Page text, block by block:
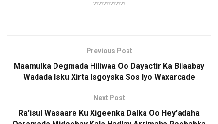
?????????????
Previous Post
Maamulka Degmada Hiliwaa Oo Dayactir Ka Bilaabay
Wadada Isku Xirta Isgoyska Sos Iyo Waxarcade
Next Post
Ra’isul Wasaare Ku Xigeenka Dalka Oo Hey’adaha